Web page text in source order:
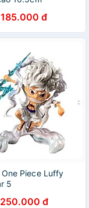
185.000 đ
One Piece Luffy
5
250.000 đ